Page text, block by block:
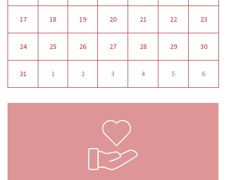
17 18 19 20 21 22 23
24 25 26 27 28 29 30
31 1 2 3 4 5 6